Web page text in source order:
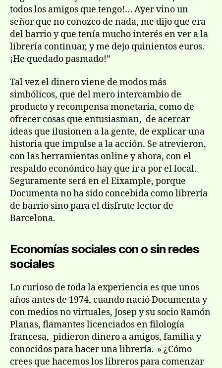
todos los amigos que tengo!… Ayer vino un
señor que no conozco de nada, me dijo que era
del barrio y que tenía mucho interés en ver a la
librería continuar, y me dejo quinientos euros.
¡He quedado pasmado!”
Tal vez el dinero viene de modos más
simbólicos, que del mero intercambio de
producto y recompensa monetaria, como de
ofrecer cosas que entusiasman, de acercar
ideas que ilusionen a la gente, de explicar una
historia que impulse a la acción. Se atrevieron,
con las herramientas online y ahora, con el
respaldo económico hay que ir a por el local.
Seguramente será en el Eixample, porque
Documenta no ha sido concebida como librería
de barrio sino para el disfrute lector de
Barcelona.
Economías sociales con o sin redes
sociales
Lo curioso de toda la experiencia es que unos
años antes de 1974, cuando nació Documenta y
con medios no virtuales, Josep y su socio Ramón
Planas, flamantes licenciados en filología
francesa, pidieron dinero a amigos, familia y
conocidos para hacer una librería.-» ¿Cómo
crees que hacemos los libreros para comenzar